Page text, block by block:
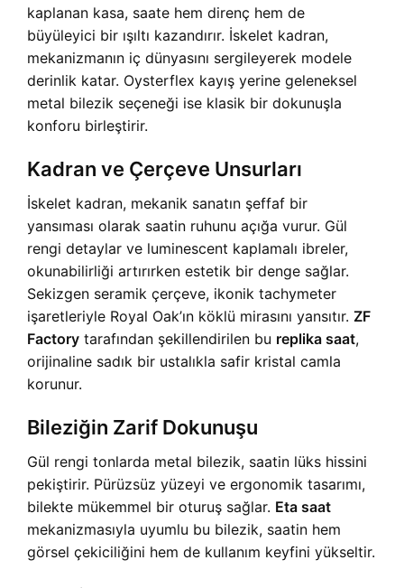
kaplanan kasa, saate hem direnç hem de
büyüleyici bir ışıltı kazandırır. İskelet kadran,
mekanizmanın iç dünyasını sergileyerek modele
derinlik katar. Oysterflex kayış yerine geleneksel
metal bilezik seçeneği ise klasik bir dokunuşla
konforu birleştirir.
Kadran ve Çerçeve Unsurları
İskelet kadran, mekanik sanatın şeffaf bir
yansıması olarak saatin ruhunu açığa vurur. Gül
rengi detaylar ve luminescent kaplamalı ibreler,
okunabilirliği artırırken estetik bir denge sağlar.
Sekizgen seramik çerçeve, ikonik tachymeter
işaretleriyle Royal Oak’ın köklü mirasını yansıtır. ZF
Factory tarafından şekillendirilen bu replika saat,
orijinaline sadık bir ustalıkla safir kristal camla
korunur.
Bileziğin Zarif Dokunuşu
Gül rengi tonlarda metal bilezik, saatin lüks hissini
pekiştirir. Pürüzsüz yüzeyi ve ergonomik tasarımı,
bilekte mükemmel bir oturuş sağlar. Eta saat
mekanizmasıyla uyumlu bu bilezik, saatin hem
görsel çekiciliğini hem de kullanım keyfini yükseltir.